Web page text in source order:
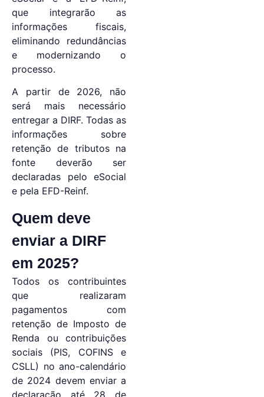
que integrarão as
informações fiscais,
eliminando redundâncias
e modernizando o
processo.
A partir de 2026, não
será mais necessário
entregar a DIRF. Todas as
informações sobre
retenção de tributos na
fonte deverão ser
declaradas pelo eSocial
e pela EFD-Reinf.
Quem deve
enviar a DIRF
em 2025?
Todos os contribuintes
que realizaram
pagamentos com
retenção de Imposto de
Renda ou contribuições
sociais (PIS, COFINS e
CSLL) no ano-calendário
de 2024 devem enviar a
declaração até 28 de